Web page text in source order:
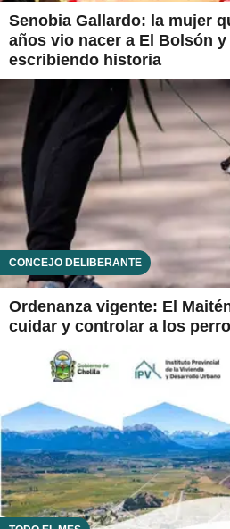
Senobia Gallardo: la mujer
años vio nacer a El Bolsón
escribiendo historia
CONCEJO DELIBERANTE
Ordenanza vigente: El
cuidar y controlar a los